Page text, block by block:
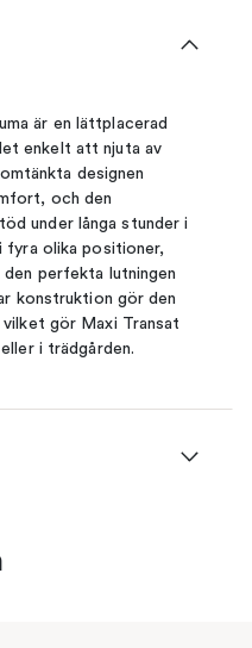
är en lättplacerad
enkelt att njuta av
designen
och den
under långa stunder i
fyra olika positioner,
perfekta lutningen
konstruktion gör den
gör Maxi Transat
i trädgården.